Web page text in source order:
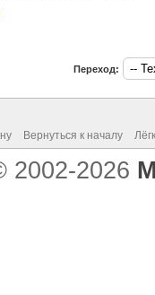
Переход:
Вернуться к началу
2002-2026